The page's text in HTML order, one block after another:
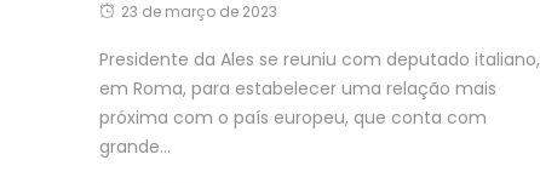
23 de março de 2023
Presidente da Ales se reuniu com deputado italiano,
em Roma, para estabelecer uma relação mais
próxima com o país europeu, que conta com
grande...